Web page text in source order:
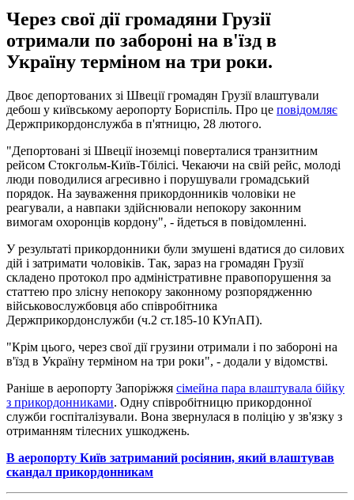
Через свої дії громадяни Грузії
отримали по забороні на в'їзд в
Україну терміном на три роки.
Двоє депортованих зі Швеції громадян Грузії влаштували
дебош у київському аеропорту Бориспіль. Про це повідомляє
Держприкордонслужба в п'ятницю, 28 лютого.
"Депортовані зі Швеції іноземці поверталися транзитним
рейсом Стокгольм-Київ-Тбілісі. Чекаючи на свій рейс, молоді
люди поводилися агресивно і порушували громадський
порядок. На зауваження прикордонників чоловіки не
реагували, а навпаки здійснювали непокору законним
вимогам охоронців кордону", - йдеться в повідомленні.
У результаті прикордонники були змушені вдатися до силових
дій і затримати чоловіків. Так, зараз на громадян Грузії
складено протокол про адміністративне правопорушення за
статтею про злісну непокору законному розпорядженню
військовослужбовця або співробітника
Держприкордонслужби (ч.2 ст.185-10 КУпАП).
"Крім цього, через свої дії грузини отримали і по забороні на
в'їзд в Україну терміном на три роки", - додали у відомстві.
Раніше в аеропорту Запоріжжя сімейна пара влаштувала бійку
з прикордонниками. Одну співробітницю прикордонної
служби госпіталізували. Вона звернулася в поліцію у зв'язку з
отриманням тілесних ушкоджень.
В аеропорту Київ затриманий росіянин, який влаштував
скандал прикордонникам